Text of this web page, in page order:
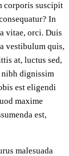
corporis suscipit
In
vitae, orci. Duis
vestibulum quis,
at, luctus sed,
dignissim
est eligendi
maxime
est,
malesuada